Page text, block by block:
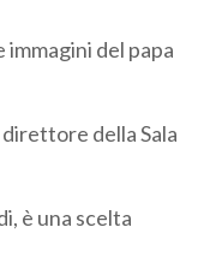
del papa
della Sala
è una scelta